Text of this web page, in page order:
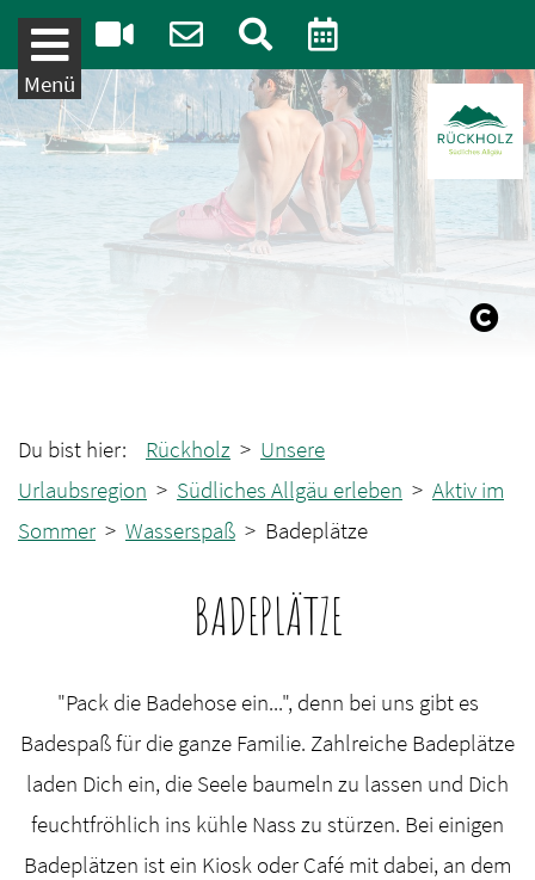
Weiter zum Inhalt
Menü
Du bist hier: Rückholz > Unsere
Urlaubsregion > Südliches Allgäu erleben > Aktiv im
Sommer > Wasserspaß > Badeplätze
BADEPLÄTZE
"Pack die Badehose ein...", denn bei uns gibt es
Badespaß für die ganze Familie. Zahlreiche Badeplätze
laden Dich ein, die Seele baumeln zu lassen und Dich
feuchtfröhlich ins kühle Nass zu stürzen. Bei einigen
Badeplätzen ist ein Kiosk oder Café mit dabei, an dem